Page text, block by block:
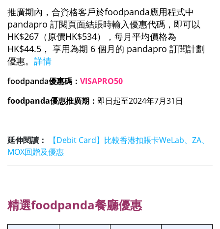
推廣期內，合資格客戶於foodpanda應用程式中
pandapro 訂閱頁面結賬時輸入優惠代碼，即可以
HK$267（原價HK$534），每月平均價格為
HK$44.5， 享用為期 6 個月的 pandapro 訂閱計劃
優惠。 詳情
foodpanda優惠碼： VISAPRO50
foodpanda優惠推廣期： 即日起至2024年7月31日
延伸閱讀：
【Debit Card】比較香港扣賬卡WeLab、ZA、
MOX回贈及優惠
精選foodpanda餐廳優惠